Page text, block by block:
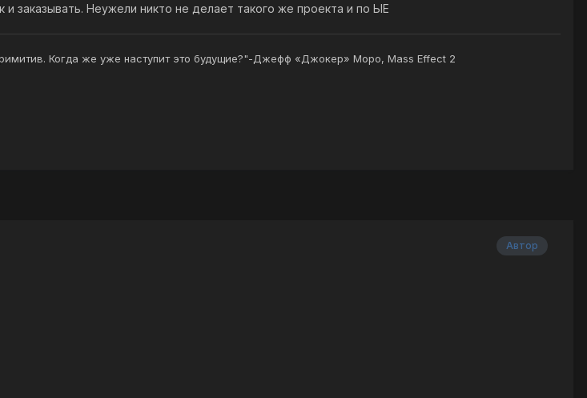
и заказывать. Неужели никто не делает такого же проекта и по ЫЕ
Когда же уже наступит это будущие?"-Джефф «Джокер» Моро, Mass Effect 2
Автор